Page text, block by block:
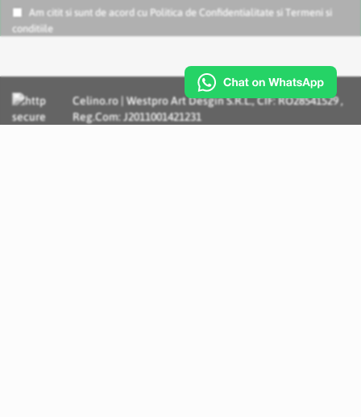
Am citit si sunt de acord cu Politica de Confidentialitate si
Termeni si
conditiile
Celino.ro | Westpro Art Desgin S.R.L., CIF: RO28541529 ,
Reg.Com: J2011001421231